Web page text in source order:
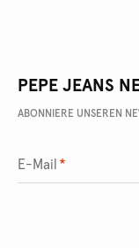
PEPE JEANS
ABONNIERE UNSEREN
E-Mail *